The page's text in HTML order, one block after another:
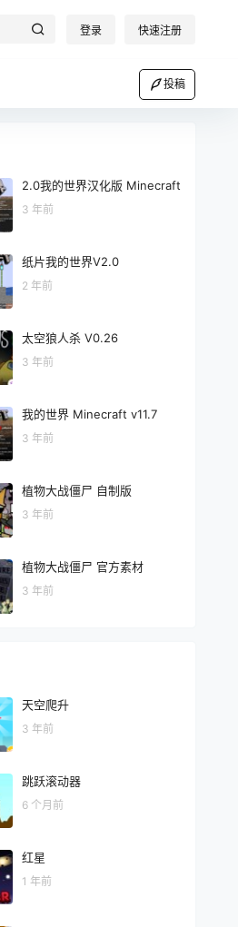
登录 快速注册
投稿
2.0我的世界汉化版 Minecraft
3 年前
纸片我的世界V2.0
2 年前
太空狼人杀 V0.26
3 年前
我的世界 Minecraft v11.7
3 年前
植物大战僵尸 自制版
3 年前
植物大战僵尸 官方素材
3 年前
天空爬升
3 年前
跳跃滚动器
6 个月前
红星
1 年前